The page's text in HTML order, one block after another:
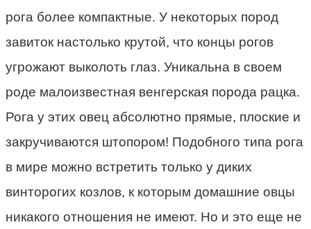
рога более компактные. У некоторых пород
завиток настолько крутой, что концы рогов
угрожают выколоть глаз. Уникальна в своем
роде малоизвестная венгерская порода рацка.
Рога у этих овец абсолютно прямые, плоские и
закручиваются штопором! Подобного типа рога
в мире можно встретить только у диких
винторогих козлов, к которым домашние овцы
никакого отношения не имеют. Но и это еще не